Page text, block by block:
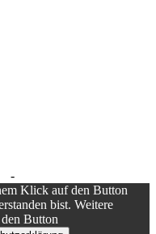
-
Klick auf den Button
bist. Weitere
Button